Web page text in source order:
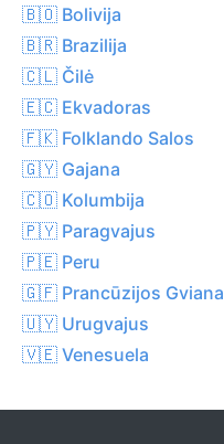
🇧🇴 Bolivija
🇧🇷 Brazilija
🇨🇱 Čilė
🇪🇨 Ekvadoras
🇫🇰 Folklando Salos
🇬🇾 Gajana
🇨🇴 Kolumbija
🇵🇾 Paragvajus
🇵🇪 Peru
🇬🇫 Prancūzijos Gviana
🇺🇾 Urugvajus
🇻🇪 Venesuela